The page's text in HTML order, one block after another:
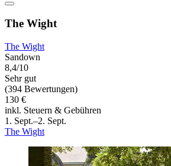
The Wight
The Wight
Sandown
8,4/10
Sehr gut
(394 Bewertungen)
130 €
inkl. Steuern & Gebühren
1. Sept.–2. Sept.
The Wight